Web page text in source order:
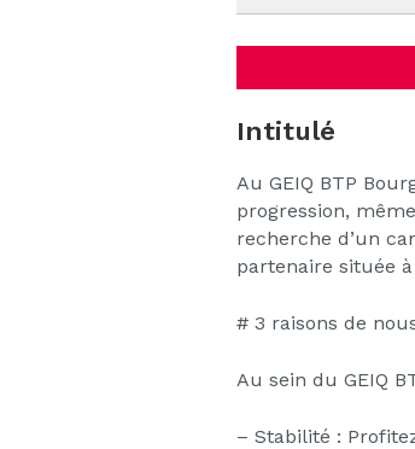
Intitulé
Au GEIQ BTP
progression,
recherche d’un
partenaire située
# 3 raisons de
Au sein du GEIQ
– Stabilité :